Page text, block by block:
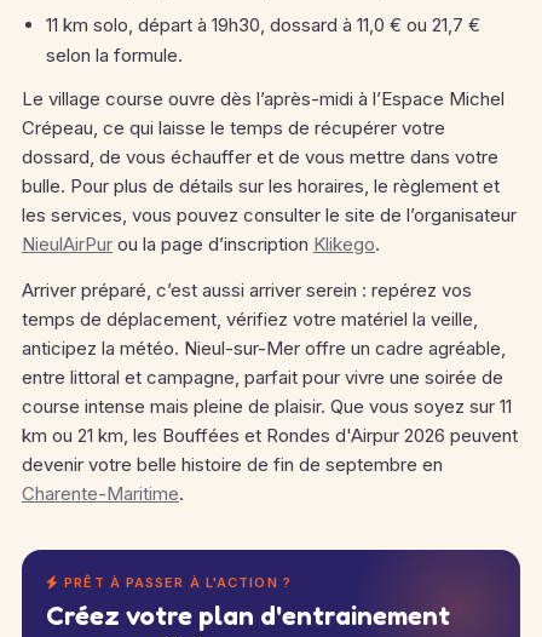
11 km solo, départ à 19h30, dossard à 11,0 € ou 21,7 €
selon la formule.
Le village course ouvre dès l’après-midi à l’Espace Michel
Crépeau, ce qui laisse le temps de récupérer votre
dossard, de vous échauffer et de vous mettre dans votre
bulle. Pour plus de détails sur les horaires, le règlement et
les services, vous pouvez consulter le site de l’organisateur
NieulAirPur ou la page d’inscription Klikego.
Arriver préparé, c’est aussi arriver serein : repérez vos
temps de déplacement, vérifiez votre matériel la veille,
anticipez la météo. Nieul-sur-Mer offre un cadre agréable,
entre littoral et campagne, parfait pour vivre une soirée de
course intense mais pleine de plaisir. Que vous soyez sur 11
km ou 21 km, les Bouffées et Rondes d'Airpur 2026 peuvent
devenir votre belle histoire de fin de septembre en
Charente-Maritime.
PRÊT À PASSER À L'ACTION ?
Créez votre plan d'entrainement